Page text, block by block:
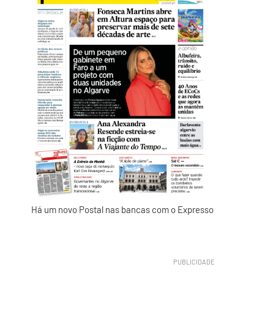
Há um novo Postal nas bancas com o Expresso